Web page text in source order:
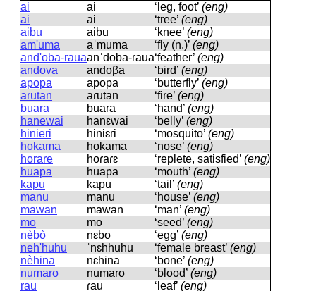
ai
ai ‘leg, foot’ (eng)
ai
ai ‘tree’ (eng)
aibu
aibu ‘knee’ (eng)
am'uma
aˈmuma ‘fly (n.)’ (eng)
and'oba-rauaanˈdoba-ɾaua‘feather’ (eng)
andova
andoβa ‘bird’ (eng)
apopa
apopa ‘butterfly’ (eng)
arutan
aɾutan ‘fire’ (eng)
buara
buaɾa ‘hand’ (eng)
hanewai
hanɛwai ‘belly’ (eng)
hinieri
hiniɛɾi ‘mosquito’ (eng)
hokama
hokama ‘nose’ (eng)
horare
hoɾaɾɛ ‘replete, satisfied’ (eng)
huapa
huapa ‘mouth’ (eng)
kapu
kapu ‘tail’ (eng)
manu
manu ‘house’ (eng)
mawan
mawan ‘man’ (eng)
mo
mo ‘seed’ (eng)
nèbò
nɛbo ‘egg’ (eng)
neh'huhu
ˈnɛhhuhu ‘female breast’ (eng)
nèhina
nɛhina ‘bone’ (eng)
numaro
numaɾo ‘blood’ (eng)
rau
ɾau ‘leaf’ (eng)